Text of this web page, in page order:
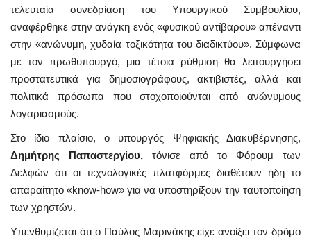
τελευταία συνεδρίαση του Υπουργικού Συμβουλίου,
αναφέρθηκε στην ανάγκη ενός «φυσικού αντίβαρου» απέναντι
στην «ανώνυμη, χυδαία τοξικότητα του διαδικτύου». Σύμφωνα
με τον πρωθυπουργό, μια τέτοια ρύθμιση θα λειτουργήσει
προστατευτικά για δημοσιογράφους, ακτιβιστές, αλλά και
πολιτικά πρόσωπα που στοχοποιούνται από ανώνυμους
λογαριασμούς.
Στο ίδιο πλαίσιο, ο υπουργός Ψηφιακής Διακυβέρνησης,
Δημήτρης Παπαστεργίου, τόνισε από το Φόρουμ των
Δελφών ότι οι τεχνολογικές πλατφόρμες διαθέτουν ήδη το
απαραίτητο «know-how» για να υποστηρίξουν την ταυτοποίηση
των χρηστών.
Υπενθυμίζεται ότι ο Παύλος Μαρινάκης είχε ανοίξει τον δρόμο